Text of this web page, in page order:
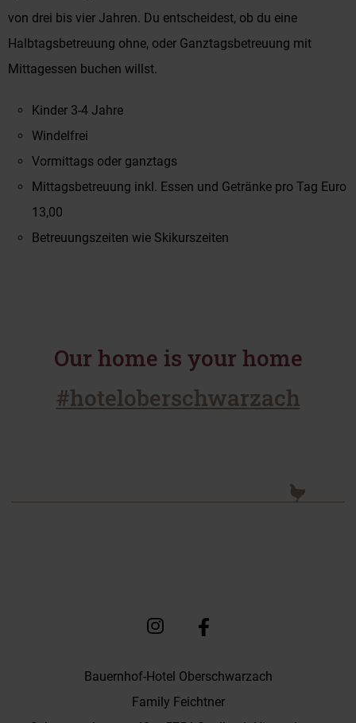
von drei bis vier Jahren. Du entscheidest, ob du eine
Halbtagsbetreuung ohne, oder Ganztagsbetreuung mit
Mittagessen buchen willst.
Kinder 3-4 Jahre
Windelfrei
Vormittags oder ganztags
Mittagsbetreuung inkl. Essen und Getränke pro Tag Euro
13,00
Betreuungszeiten wie Skikurszeiten
Our home is your home
#hoteloberschwarzach
Bauernhof-Hotel Oberschwarzach
Family Feichtner